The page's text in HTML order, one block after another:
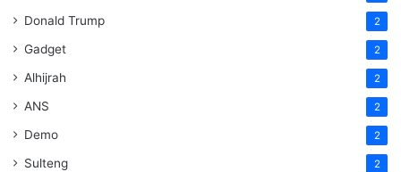
Donald Trump 2
Gadget 2
Alhijrah 2
ANS 2
Demo 2
Sulteng 2